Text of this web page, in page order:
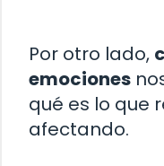
Por otro lado,
emociones
qué es lo que
afectando.